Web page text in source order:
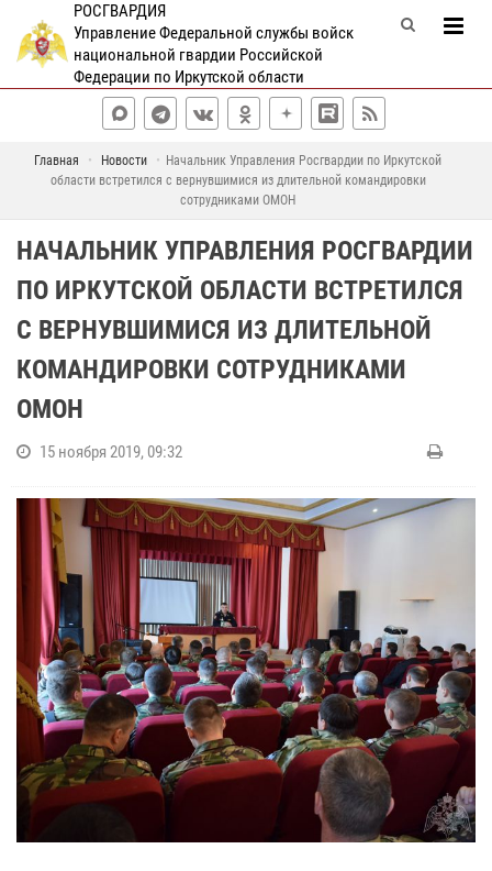
РОСГВАРДИЯ
Управление Федеральной службы войск
национальной гвардии Российской
Федерации по Иркутской области
Главная Новости
Начальник Управления Росгвардии по Иркутской
области встретился с вернувшимися из длительной командировки
сотрудниками ОМОН
НАЧАЛЬНИК УПРАВЛЕНИЯ РОСГВАРДИИ
ПО ИРКУТСКОЙ ОБЛАСТИ ВСТРЕТИЛСЯ
С ВЕРНУВШИМИСЯ ИЗ ДЛИТЕЛЬНОЙ
КОМАНДИРОВКИ СОТРУДНИКАМИ
ОМОН
15 ноября 2019, 09:32